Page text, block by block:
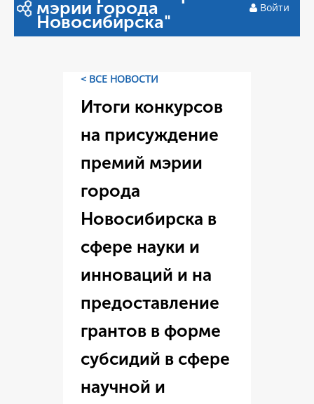
мэрии города
Новосибирска"
Войти
< ВСЕ НОВОСТИ
Итоги конкурсов
на присуждение
премий мэрии
города
Новосибирска в
сфере науки и
инноваций и на
предоставление
грантов в форме
субсидий в сфере
научной и